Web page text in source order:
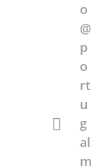
o
@
p
o
rt
u
g
al
m